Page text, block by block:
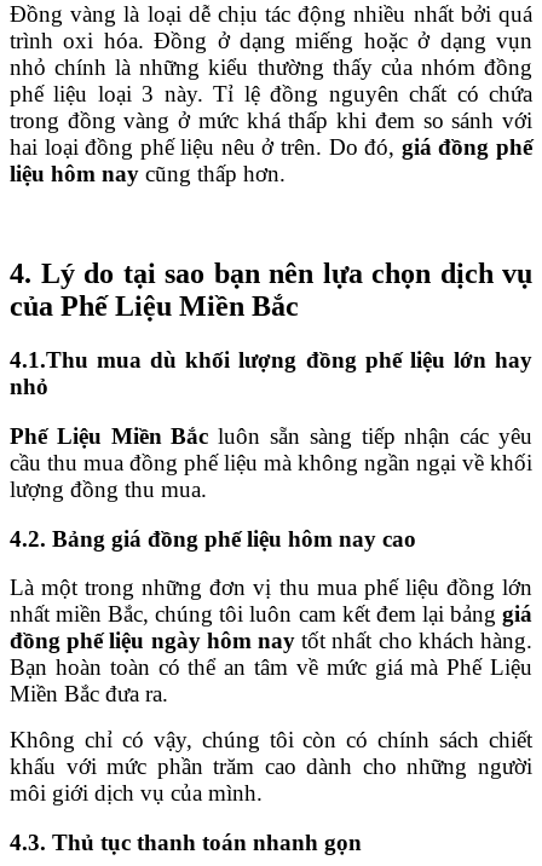
Đồng vàng là loại dễ chịu tác động nhiều nhất bởi quá
trình oxi hóa. Đồng ở dạng miếng hoặc ở dạng vụn
nhỏ chính là những kiểu thường thấy của nhóm đồng
phế liệu loại 3 này. Tỉ lệ đồng nguyên chất có chứa
trong đồng vàng ở mức khá thấp khi đem so sánh với
hai loại đồng phế liệu nêu ở trên. Do đó, giá đồng phế
liệu hôm nay cũng thấp hơn.
4. Lý do tại sao bạn nên lựa chọn dịch vụ
của Phế Liệu Miền Bắc
4.1.Thu mua dù khối lượng đồng phế liệu lớn hay
nhỏ
Phế Liệu Miền Bắc luôn sẵn sàng tiếp nhận các yêu
cầu thu mua đồng phế liệu mà không ngần ngại về khối
lượng đồng thu mua.
4.2. Bảng giá đồng phế liệu hôm nay cao
Là một trong những đơn vị thu mua phế liệu đồng lớn
nhất miền Bắc, chúng tôi luôn cam kết đem lại bảng giá
đồng phế liệu ngày hôm nay tốt nhất cho khách hàng.
Bạn hoàn toàn có thể an tâm về mức giá mà Phế Liệu
Miền Bắc đưa ra.
Không chỉ có vậy, chúng tôi còn có chính sách chiết
khấu với mức phần trăm cao dành cho những người
môi giới dịch vụ của mình.
4.3. Thủ tục thanh toán nhanh gọn